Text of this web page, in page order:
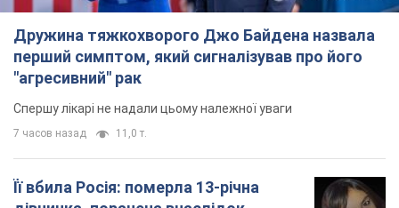
Її вбила Росія: померла 13-річна
дівчинка, поранена внаслідок
російської атаки на Сумщину. Фото
Того дня під час російського обстрілу загинули
Чому в СРСР лікарі носили лише білі
халати